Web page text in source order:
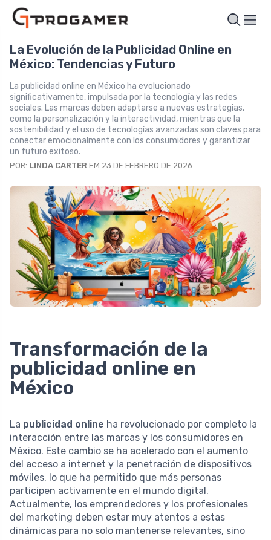
La Evolución de la Publicidad Online en
México: Tendencias y Futuro
La publicidad online en México ha evolucionado
significativamente, impulsada por la tecnología y las redes
sociales. Las marcas deben adaptarse a nuevas estrategias,
como la personalización y la interactividad, mientras que la
sostenibilidad y el uso de tecnologías avanzadas son claves para
conectar emocionalmente con los consumidores y garantizar
un futuro exitoso.
POR: LINDA CARTER EM 23 DE FEBRERO DE 2026
Transformación de la
publicidad online en
México
La publicidad online ha revolucionado por completo la
interacción entre las marcas y los consumidores en
México. Este cambio se ha acelerado con el aumento
del acceso a internet y la penetración de dispositivos
móviles, lo que ha permitido que más personas
participen activamente en el mundo digital.
Actualmente, los emprendedores y los profesionales
del marketing deben estar muy atentos a estas
dinámicas para no solo mantenerse relevantes, sino